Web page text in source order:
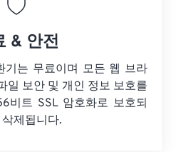
& 안전
기는 무료이며 모든 웹 브라
일 보안 및 개인 정보 보호를
비트 SSL 암호화로 보호되
제됩니다.